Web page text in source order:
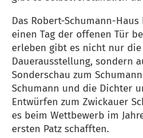
Das Robert-Schumann-
einen Tag der offenen Tür
erleben gibt es nicht nur
Dauerausstellung, sondern
Sonderschau zum
Schumann und die Dichter
Entwürfen zum Zwickauer
es beim Wettbewerb im
ersten Patz schafften.